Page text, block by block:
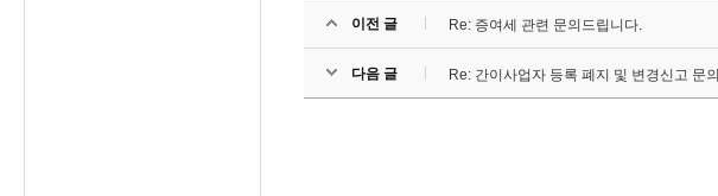
이전 글 Re: 증여세 관련 문의드립니다.
다음 글 Re: 간이사업자 등록 폐지 및 변경신고 문의